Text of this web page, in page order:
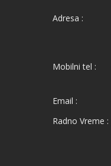
Adresa :
Mobilni tel :
Email :
Radno Vreme :